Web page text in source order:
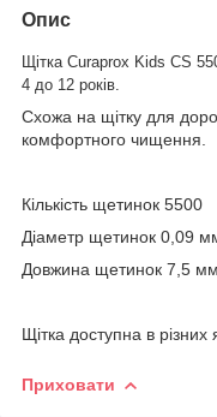
Опис
Щітка Curaprox Kids CS
4 до 12 років.
Cхожа на щітку для
комфортного чищення.
Кількість щетинок 5500
Діаметр щетинок 0,09
Довжина щетинок 7,5 мм
Щітка доступна в різних
Приховати